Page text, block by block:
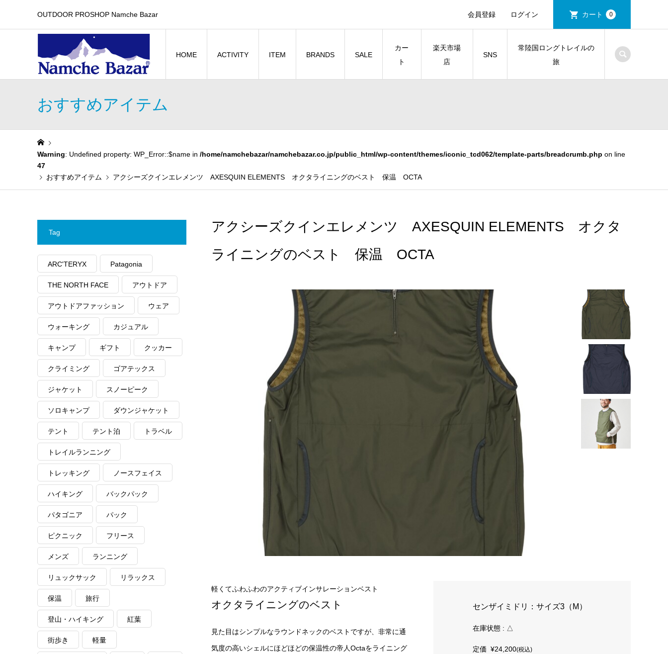
OUTDOOR PROSHOP Namche Bazar 会員登録 ログイン カート 0
HOME ACTIVITY ITEM BRANDS SALE
カー
ト
楽天市場
店
SNS
常陸国ロングトレイルの
旅
おすすめアイテム
Warning: Undefined property: WP_Error::$name in /home/namchebazar/namchebazar.co.jp/public_html/wp-content/themes/iconic_tcd062/template-parts/breadcrumb.php on line
47
おすすめアイテム
アクシーズクインエレメンツ AXESQUIN ELEMENTS オクタライニングのベスト 保温 OCTA
アクシーズクインエレメンツ AXESQUIN ELEMENTS オクタ
ライニングのベスト 保温 OCTA
軽くてふわふわのアクティブインサレーションベスト
オクタライニングのベスト
見た目はシンプルなラウンドネックのベストですが、非常に通
気度の高いシェルにほどほどの保温性の帝人Octaをライニング
センザイミドリ：サイズ3（M）
在庫状態 : △
定価¥24,200(税込)
Tag
ARC'TERYX Patagonia
THE NORTH FACE アウトドア
アウトドアファッション ウェア
ウォーキング カジュアル
キャンプ ギフト クッカー
クライミング ゴアテックス
ジャケット スノーピーク
ソロキャンプ ダウンジャケット
テント テント泊 トラベル
トレイルランニング
トレッキング ノースフェイス
ハイキング バックパック
パタゴニア パック
ピクニック フリース
メンズ ランニング
リュックサック リラックス
保温 旅行
登山・ハイキング 紅葉
街歩き 軽量